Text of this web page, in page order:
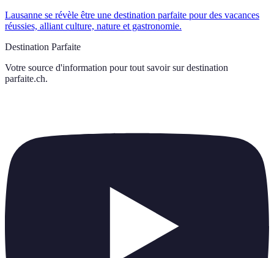
Lausanne se révèle être une destination parfaite pour des vacances
réussies, alliant culture, nature et gastronomie.
Destination Parfaite
Votre source d'information pour tout savoir sur destination
parfaite.ch.